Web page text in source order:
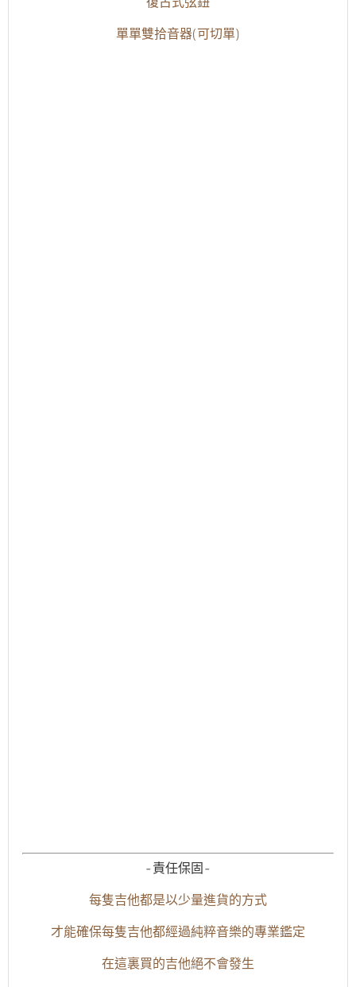
單單雙拾音器(可切單)
-責任保固-
每隻吉他都是以少量進貨的方式
才能確保每隻吉他都經過純粹音樂的專業鑑定
在這裏買的吉他絕不會發生